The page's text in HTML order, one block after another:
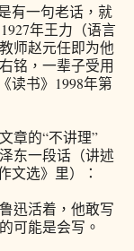
有一句老话，就
年王力（语言
师赵元任即为他
铭，一辈子受用
读书》1998年第
章的“不讲理”
东一段话（讲述
文选》里）：
迅活着，他敢写
可能是会写。